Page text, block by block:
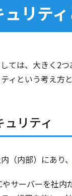
リテ
ては、大きく2つ
ィという考え方
ュリティ
（内部）にあり、
サーバーを社